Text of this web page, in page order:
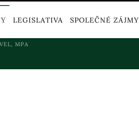
LEGISLATIVA SPOLEČNÉ ZÁJMY
MPA